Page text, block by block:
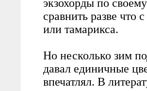
экзохорды по
сравнить разве что
или тамарикса.
Но несколько зим
давал единичные
впечатлял. В